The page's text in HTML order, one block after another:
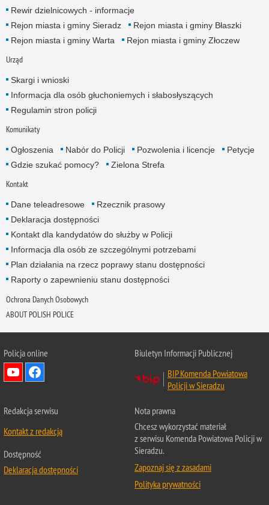
Rewir dzielnicowych - informacje
Rejon miasta i gminy Sieradz
Rejon miasta i gminy Błaszki
Rejon miasta i gminy Warta
Rejon miasta i gminy Złoczew
Urząd
Skargi i wnioski
Informacja dla osób głuchoniemych i słabosłyszących
Regulamin stron policji
Komunikaty
Ogłoszenia Nabór do Policji Pozwolenia i licencje
Petycje
Gdzie szukać pomocy?
Zielona Strefa
Kontakt
Dane teleadresowe
Rzecznik prasowy
Deklaracja dostępności
Kontakt dla kandydatów do służby w Policji
Informacja dla osób ze szczególnymi potrzebami
Plan działania na rzecz poprawy stanu dostępności
Raporty o zapewnieniu stanu dostępności
Ochrona Danych Osobowych
ABOUT POLISH POLICE
Policja online
Biuletyn Informacji Publicznej
BIP Komenda Powiatowa
Policji w Sieradzu
Redakcja serwisu
Kontakt z redakcją
Dostępność
Deklaracja dostępności
Nota prawna
Chcesz wykorzystać materiał
z serwisu Komenda Powiatowa Policji w
Sieradzu.
Zapoznaj się z zasadami
Polityka prywatności